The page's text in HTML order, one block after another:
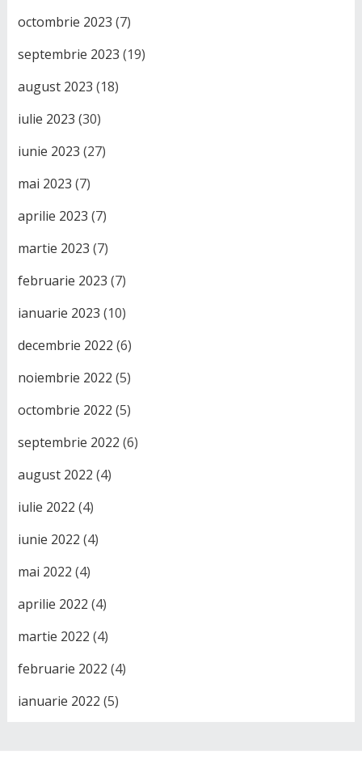
octombrie 2023 (7)
septembrie 2023 (19)
august 2023 (18)
iulie 2023 (30)
iunie 2023 (27)
mai 2023 (7)
aprilie 2023 (7)
martie 2023 (7)
februarie 2023 (7)
ianuarie 2023 (10)
decembrie 2022 (6)
noiembrie 2022 (5)
octombrie 2022 (5)
septembrie 2022 (6)
august 2022 (4)
iulie 2022 (4)
iunie 2022 (4)
mai 2022 (4)
aprilie 2022 (4)
martie 2022 (4)
februarie 2022 (4)
ianuarie 2022 (5)